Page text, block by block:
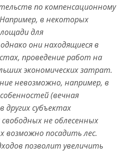
по компенсационному
в некоторых
для
они находящиеся в
проведение работ на
экономических затрат.
невозможно, например, в
(вечная
субъектах
не облесенных
возможно посадить лес.
позволит увеличить